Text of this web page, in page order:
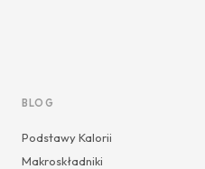
BLOG
Podstawy Kalorii
Makroskładniki